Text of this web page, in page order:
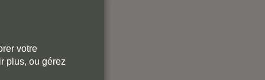
votre
plus, ou gérez